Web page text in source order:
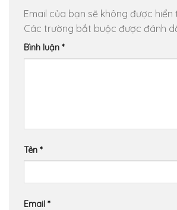
Email của bạn sẽ không được hiển
Các trường bắt buộc được đánh
Bình luận *
Tên *
Email *